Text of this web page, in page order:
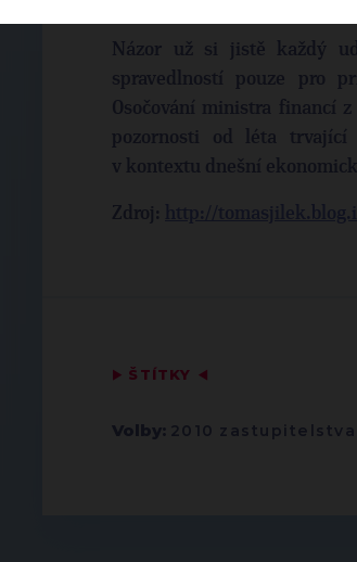
Názor už si jistě každý
spravedlností pouze pro
Osočování ministra financí
pozornosti od léta trvající
v kontextu dnešní
Zdroj:
▶ ŠTÍTKY ◀
Volby: 2010